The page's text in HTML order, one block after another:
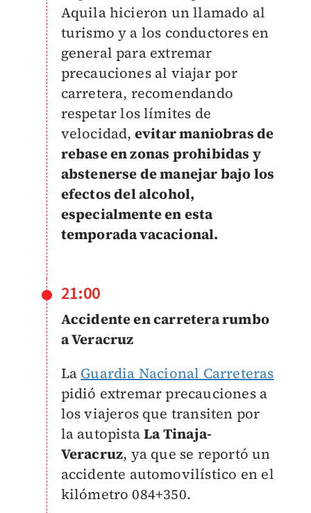
Aquila hicieron un llamado al
turismo y a los conductores en
general para extremar
precauciones al viajar por
carretera, recomendando
respetar los límites de
velocidad, evitar maniobras de
rebase en zonas prohibidas y
abstenerse de manejar bajo los
efectos del alcohol,
especialmente en esta
temporada vacacional.
21:00
Accidente en carretera rumbo
a Veracruz
La Guardia Nacional Carreteras
pidió extremar precauciones a
los viajeros que transiten por
la autopistaLa Tinaja-
Veracruz, ya que se reportó un
accidente automovilístico en el
kilómetro 084+350.